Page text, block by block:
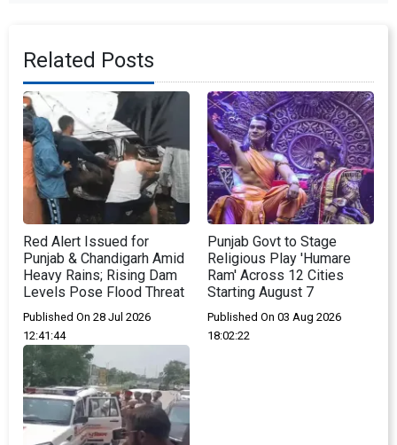
Related Posts
Red Alert Issued for
Punjab & Chandigarh Amid
Heavy Rains; Rising Dam
Levels Pose Flood Threat
Published On 28 Jul 2026
12:41:44
Punjab Govt to Stage
Religious Play 'Humare
Ram' Across 12 Cities
Starting August 7
Published On 03 Aug 2026
18:02:22